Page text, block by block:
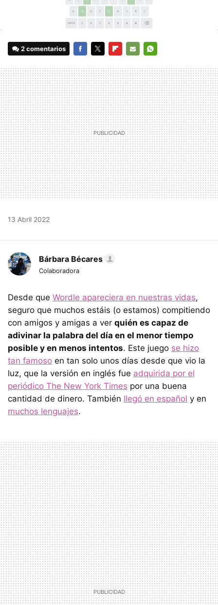
2 comentarios
MAIL
13 Abril 2022
Bárbara Bécares
Colaboradora
Desde que Wordle apareciera en nuestras vidas,
seguro que muchos estáis (o estamos) compitiendo
con amigos y amigas a ver quién es capaz de
adivinar la palabra del día en el menor tiempo
posible y en menos intentos. Este juego se hizo
tan famoso en tan solo unos días desde que vio la
luz, que la versión en inglés fue adquirida por el
periódico The New York Times por una buena
cantidad de dinero. También llegó en español y en
muchos lenguajes.